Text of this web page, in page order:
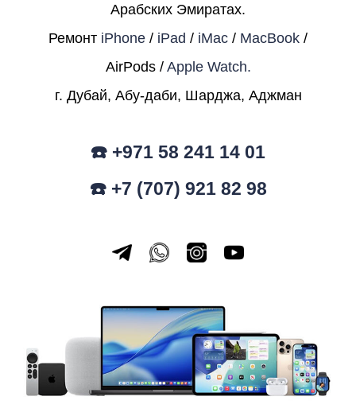
Арабских Эмиратах.
Ремонт iPhone / iPad / iMac / MacBook /
AirPods / Apple Watch.
г. Дубай, Абу-даби, Шарджа, Аджман
☎️ +971 58 241 14 01
☎️ +7 (707) 921 82 98